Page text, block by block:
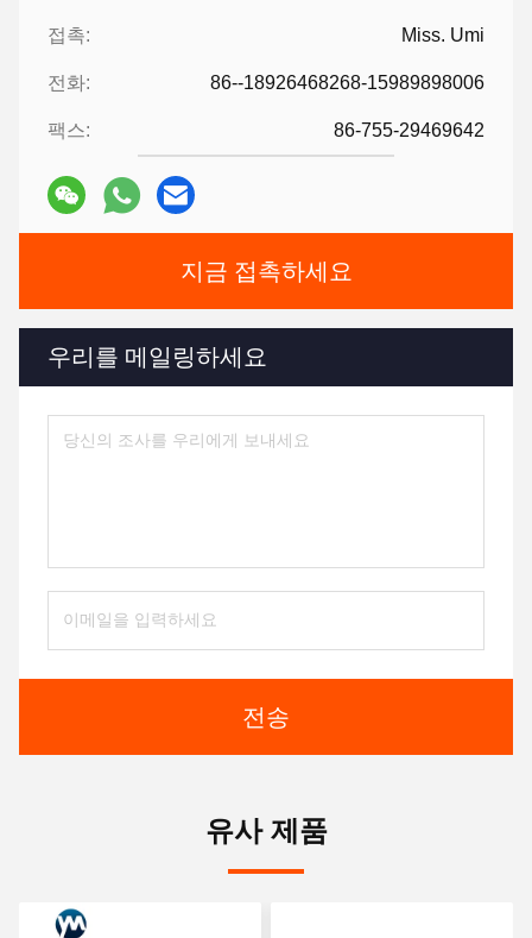
접촉: Miss. Umi
전화: 86--18926468268-15989898006
팩스: 86-755-29469642
지금 접촉하세요
우리를 메일링하세요
전송
유사 제품